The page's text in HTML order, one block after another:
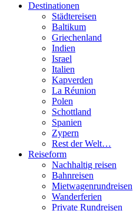
Destinationen
Städtereisen
Baltikum
Griechenland
Indien
Israel
Italien
Kapverden
La Réunion
Polen
Schottland
Spanien
Zypern
Rest der Welt…
Reiseform
Nachhaltig reisen
Bahnreisen
Mietwagenrundreisen
Wanderferien
Private Rundreisen